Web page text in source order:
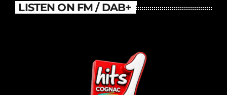
LISTEN ON FM / DAB+